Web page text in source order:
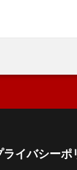
ライバシーポ